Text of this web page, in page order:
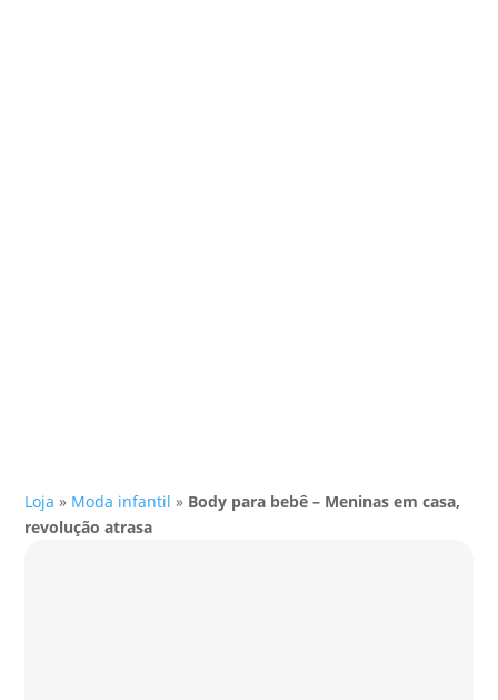
Loja » Moda infantil » Body para bebê – Meninas em casa,
revolução atrasa